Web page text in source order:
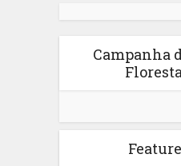
Campanha